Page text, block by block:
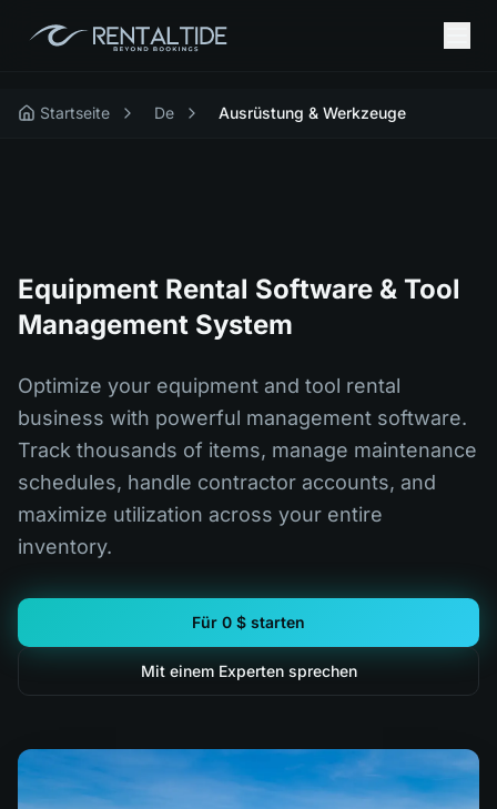
Startseite De Ausrüstung & Werkzeuge
Equipment Rental Software & Tool
Management System
Optimize your equipment and tool rental
business with powerful management software.
Track thousands of items, manage maintenance
schedules, handle contractor accounts, and
maximize utilization across your entire
inventory.
Für 0 $ starten
Mit einem Experten sprechen